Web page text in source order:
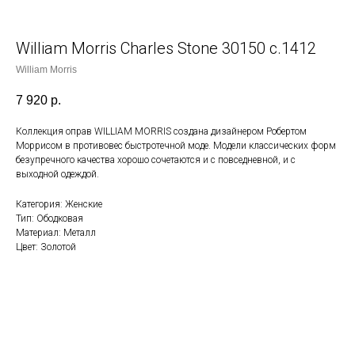
William Morris Charles Stone 30150 с.1412
William Morris
7 920 р.
Коллекция оправ WILLIAM MORRIS создана дизайнером Робертом
Моррисом в противовес быстротечной моде. Модели классических форм
безупречного качества хорошо сочетаются и с повседневной, и с
выходной одеждой.
Категория: Женские
Тип: Ободковая
Материал: Металл
Цвет: Золотой